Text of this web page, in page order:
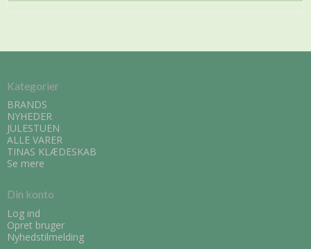
Kategorier
BRANDS
NYHEDER
JULESTUEN
ALLE VARER
TINAS KLÆDESKAB
Se mere
Din konto
Log ind
Opret bruger
Nyhedstilmelding